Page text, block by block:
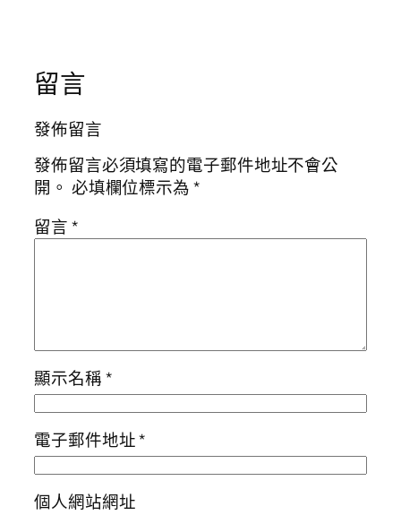
留言
發佈留言
發佈留言必須填寫的電子郵件地址不會公
開。 必填欄位標示為*
留言*
顯示名稱*
電子郵件地址*
個人網站網址